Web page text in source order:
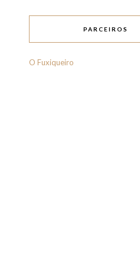
PARCEIROS
O Fuxiqueiro